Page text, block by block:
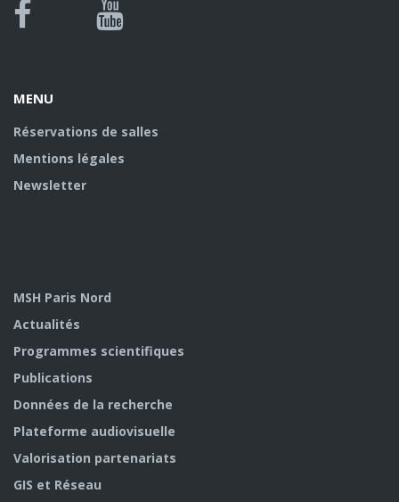
Bluesky
Canal
MENU
Réservations de salles
Mentions légales
Newsletter
MSH Paris Nord
Actualités
Programmes scientifiques
Publications
Données de la recherche
Plateforme audiovisuelle
Valorisation partenariats
GIS et Réseau